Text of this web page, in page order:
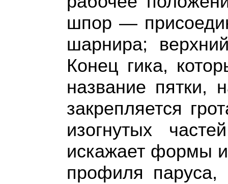
шпор —
шарнира;
Конец гика,
название
закрепляется
изогнутых
искажает формы
профиля паруса,